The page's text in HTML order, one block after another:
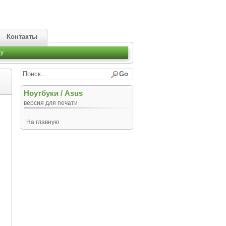
Контакты
Ноутбуки/ Asus
версия для печати
На главную